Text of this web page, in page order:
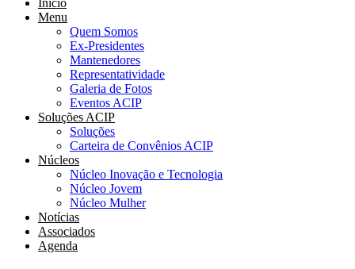
Início
Menu
Quem Somos
Ex-Presidentes
Mantenedores
Representatividade
Galeria de Fotos
Eventos ACIP
Soluções ACIP
Soluções
Carteira de Convênios ACIP
Núcleos
Núcleo Inovação e Tecnologia
Núcleo Jovem
Núcleo Mulher
Notícias
Associados
Agenda